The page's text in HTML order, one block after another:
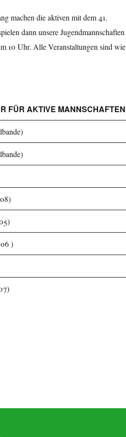
machen die aktiven mit dem 41.
dann unsere Jugendmannschaften
10 Uhr. Alle Veranstaltungen sind wie
FÜR AKTIVE MANNSCHAFTEN
)